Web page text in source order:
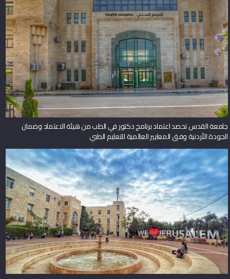
جامعة القدس تحصد اعتماد برنامج دكتور في الطب من هيئة الاعتماد وضمان
الجودة الأردنية وفق المعايير العالمية للتعليم الطبي